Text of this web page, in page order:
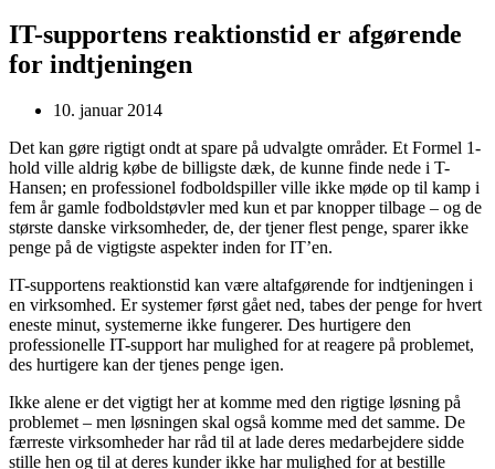
IT-supportens reaktionstid er afgørende
for indtjeningen
10. januar 2014
Det kan gøre rigtigt ondt at spare på udvalgte områder. Et Formel 1-
hold ville aldrig købe de billigste dæk, de kunne finde nede i T-
Hansen; en professionel fodboldspiller ville ikke møde op til kamp i
fem år gamle fodboldstøvler med kun et par knopper tilbage – og de
største danske virksomheder, de, der tjener flest penge, sparer ikke
penge på de vigtigste aspekter inden for IT’en.
IT-supportens reaktionstid kan være altafgørende for indtjeningen i
en virksomhed. Er systemer først gået ned, tabes der penge for hvert
eneste minut, systemerne ikke fungerer. Des hurtigere den
professionelle IT-support har mulighed for at reagere på problemet,
des hurtigere kan der tjenes penge igen.
Ikke alene er det vigtigt her at komme med den rigtige løsning på
problemet – men løsningen skal også komme med det samme. De
færreste virksomheder har råd til at lade deres medarbejdere sidde
stille hen og til at deres kunder ikke har mulighed for at bestille